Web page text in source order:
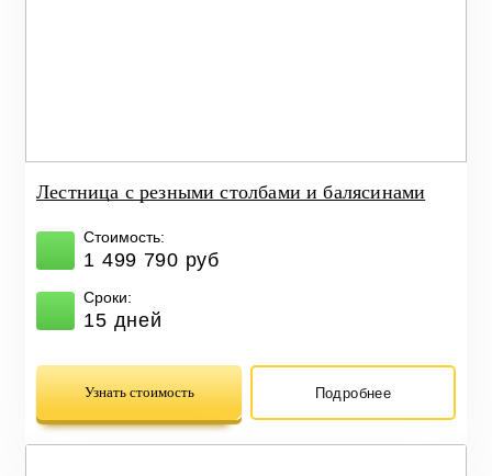
Лестница с резными столбами и балясинами
Стоимость:
1 499 790 руб
Сроки:
15 дней
Узнать стоимость Подробнее